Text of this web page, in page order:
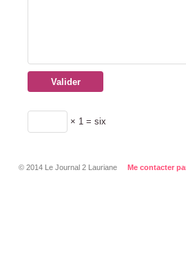
× 1 = six
© 2014 Le Journal 2 Lauriane Me contacter